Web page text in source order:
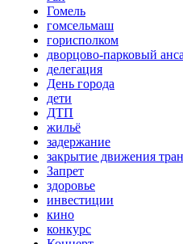
Гомель
гомсельмаш
горисполком
дворцово-парковый
делегация
День города
дети
ДТП
жильё
задержание
закрытие движения
Запрет
здоровье
инвестиции
кино
конкурс